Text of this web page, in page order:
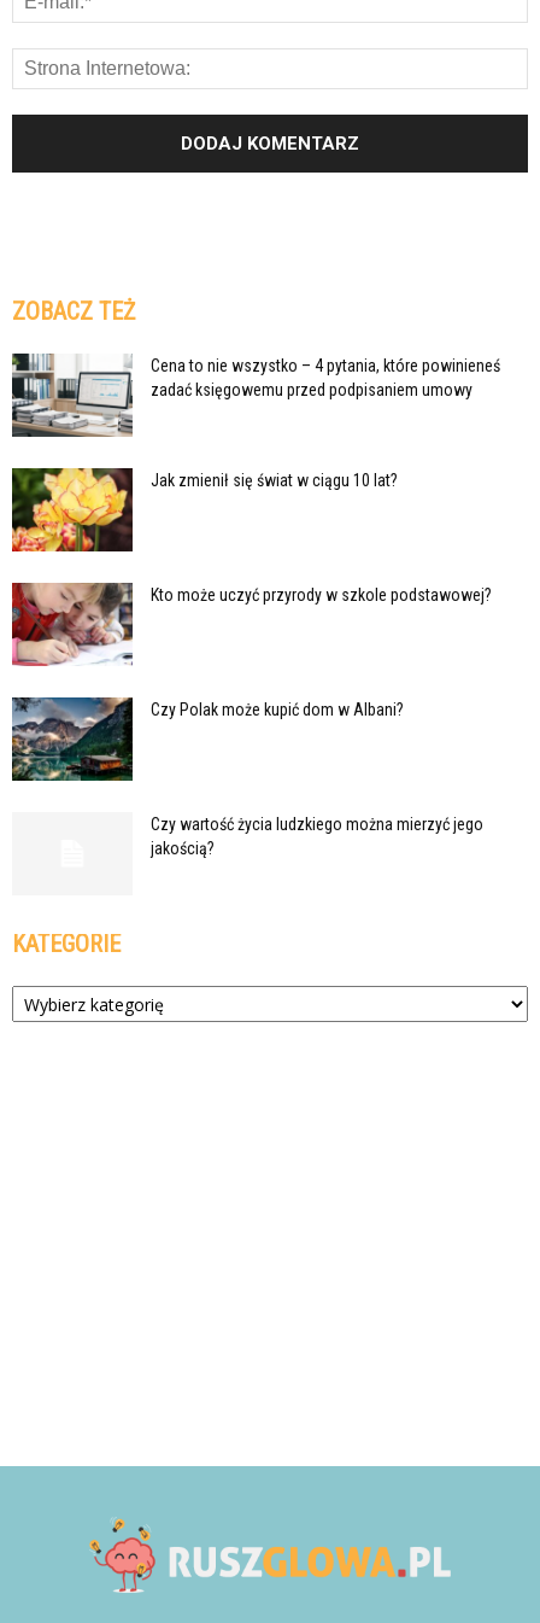
ZOBACZ TEŻ
Cena to nie wszystko – 4 pytania, które powinieneś
zadać księgowemu przed podpisaniem umowy
Jak zmienił się świat w ciągu 10 lat?
Kto może uczyć przyrody w szkole podstawowej?
Czy Polak może kupić dom w Albani?
Czy wartość życia ludzkiego można mierzyć jego
jakością?
KATEGORIE
Kategorie